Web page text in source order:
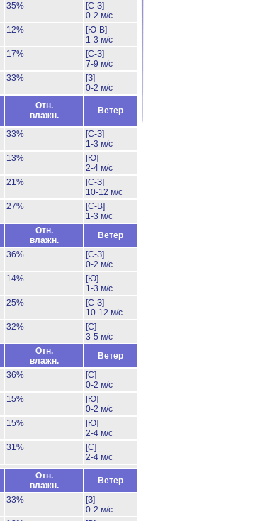
35%
[С-З]
0-2 м/с
12%
[Ю-В]
1-3 м/с
17%
[С-З]
7-9 м/с
33%
[З]
0-2 м/с
Отн.
влажн.
Ветер
33%
[С-З]
1-3 м/с
13%
[Ю]
2-4 м/с
21%
[С-З]
10-12 м/с
27%
[С-В]
1-3 м/с
Отн.
влажн.
Ветер
36%
[С-З]
0-2 м/с
14%
[Ю]
1-3 м/с
25%
[С-З]
10-12 м/с
32%
[С]
3-5 м/с
Отн.
влажн.
Ветер
36%
[С]
0-2 м/с
15%
[Ю]
0-2 м/с
15%
[Ю]
2-4 м/с
31%
[С]
2-4 м/с
Отн.
влажн.
Ветер
33%
[З]
0-2 м/с